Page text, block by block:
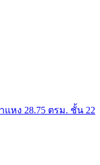
หง 28.75 ตรม. ชั้น 22